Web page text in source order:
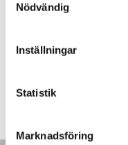
Nödvändig
Inställningar
Statistik
Marknadsföring